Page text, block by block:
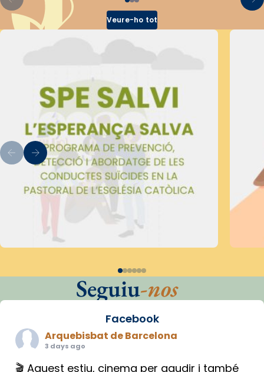
Veure-ho tot
Seguiu-nos
Facebook
Arquebisbat de Barcelona
3 days ago
🎬 Aquest estiu, cinema per gaudir i també